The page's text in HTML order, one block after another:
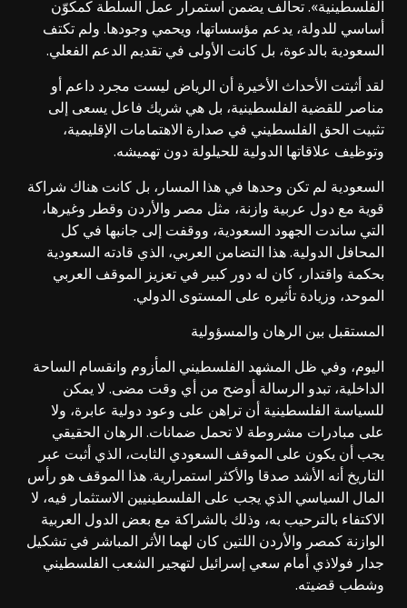
الفلسطينية». تحالف يضمن استمرار عمل السلطة كمكوّن
أساسي للدولة، يدعم مؤسساتها، ويحمي وجودها. ولم تكتف
السعودية بالدعوة، بل كانت الأولى في تقديم الدعم الفعلي.
لقد أثبتت الأحداث الأخيرة أن الرياض ليست مجرد داعم أو
مناصر للقضية الفلسطينية، بل هي شريك فاعل يسعى إلى
تثبيت الحق الفلسطيني في صدارة الاهتمامات الإقليمية،
وتوظيف علاقاتها الدولية للحيلولة دون تهميشه.
السعودية لم تكن وحدها في هذا المسار، بل كانت هناك شراكة
قوية مع دول عربية وازنة، مثل مصر والأردن وقطر وغيرها،
التي ساندت الجهود السعودية، ووقفت إلى جانبها في كل
المحافل الدولية. هذا التضامن العربي، الذي قادته السعودية
بحكمة واقتدار، كان له دور كبير في تعزيز الموقف العربي
الموحد، وزيادة تأثيره على المستوى الدولي.
المستقبل بين الرهان والمسؤولية
اليوم، وفي ظل المشهد الفلسطيني المأزوم وانقسام الساحة
الداخلية، تبدو الرسالة أوضح من أي وقت مضى. لا يمكن
للسياسة الفلسطينية أن تراهن على وعود دولية عابرة، ولا
على مبادرات مشروطة لا تحمل ضمانات. الرهان الحقيقي
يجب أن يكون على الموقف السعودي الثابت، الذي أثبت عبر
التاريخ أنه الأشد صدقا والأكثر استمرارية. هذا الموقف هو رأس
المال السياسي الذي يجب على الفلسطينيين الاستثمار فيه، لا
الاكتفاء بالترحيب به، وذلك بالشراكة مع بعض الدول العربية
الوازنة كمصر والأردن اللتين كان لهما الأثر المباشر في تشكيل
جدار فولاذي أمام سعي إسرائيل لتهجير الشعب الفلسطيني
وشطب قضيته.